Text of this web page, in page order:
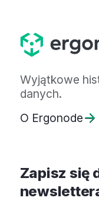
Wyjątkowe
danych.
O Ergonode
Zapisz się